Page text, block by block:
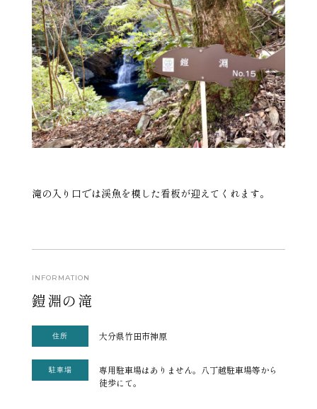
滝の入り口では渓魚を模した看板が迎えてくれます。
INFORMATION
鎧淵の滝
住所 大分県竹田市神原
駐車場
専用駐車場はありません。八丁越駐車場等から
徒歩にて。